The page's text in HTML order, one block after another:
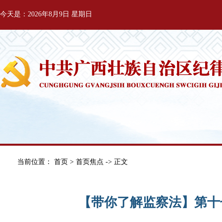
今天是：2026年8月9日 星期日
当前位置： 首页 > 首页焦点 -> 正文
【带你了解监察法】第